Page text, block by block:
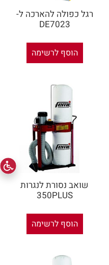
רגל כפולה להארכה ל-
DE7023
הוסף לרשימה
שואב נסורת לנגרות
350PLUS
הוסף לרשימה